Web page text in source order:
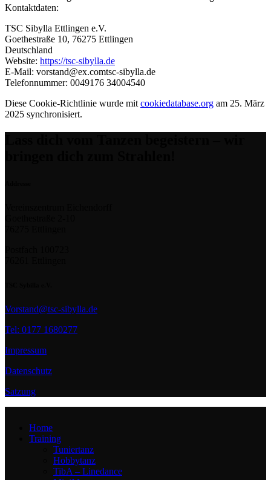
Kontaktdaten:
TSC Sibylla Ettlingen e.V.
Goethestraße 10, 76275 Ettlingen
Deutschland
Website: https://tsc-sibylla.de
E-Mail: vorstand@ex.comtsc-sibylla.de
Telefonnummer: 0049176 34004540
Diese Cookie-Richtlinie wurde mit cookiedatabase.org am 25. März
2025 synchronisiert.
Vorstand@tsc-sibylla.de
Tel: 0177 1680277
Impressum
Datenschutz
Satzung
Home
Training
Tuniertanz
Hobbytanz
TibA – Linedance